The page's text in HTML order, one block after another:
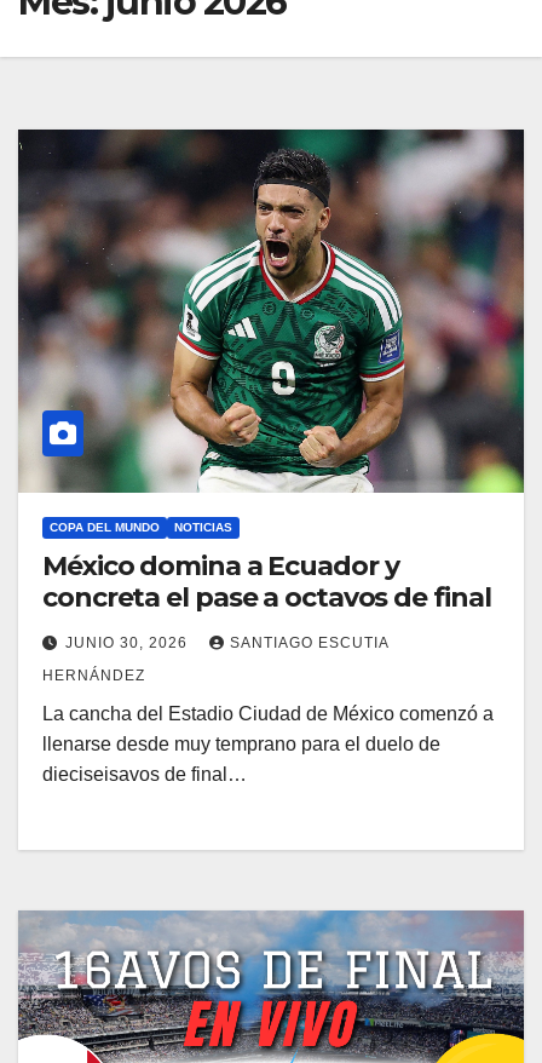
COPA DEL MUNDO NOTICIAS
México domina a Ecuador y
concreta el pase a octavos de final
JUNIO 30, 2026
SANTIAGO ESCUTIA
HERNÁNDEZ
La cancha del Estadio Ciudad de México comenzó a
llenarse desde muy temprano para el duelo de
dieciseisavos de final…